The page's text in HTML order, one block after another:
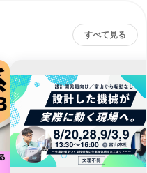
すべて見る